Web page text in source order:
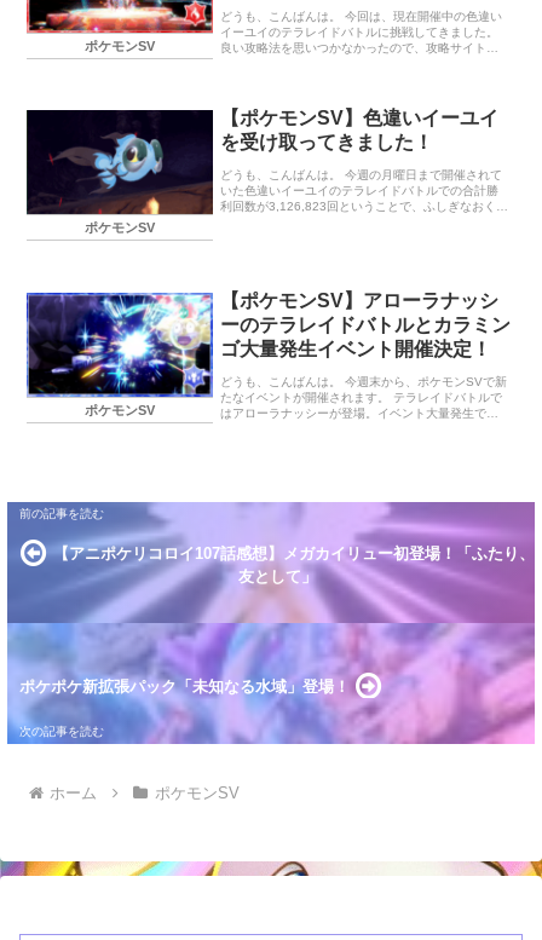
ついて プレゼント期間 プレゼ…
ポケモンSV
どうも、こんばんは。 今回は、現在開催中の色違い
イーユイのテラレイドバトルに挑戦してきました。
良い攻略法を思いつかなかったので、攻略サイトを
ができました。 イーユイの攻撃は痛いですが、耐久
はそれほど無いので、シールドさえ割れば、楽にHP
を削れましたね。 初クリアの報酬としては微妙でし
違いディンルーが配布されていたので受け取りまし
た。頭の器の色は同じような気がしますが、体の部
分の色が灰色っぽくなってますね…
ポケモンSV
【ポケモンSV】色違いイーユイ
を受け取ってきました！
どうも、こんばんは。 今週の月曜日まで開催されて
いた色違いイーユイのテラレイドバトルでの合計勝
利回数が3,126,823回ということで、ふしぎなおくり
ので、ゲットしておきたいですね。 個人的には、店
頭配布はあまりやってほしくはないんですけどね。
終わりに… 今週は特別なテラレイドバトルイベント
や大量発生イベントは無し。次週に期待したいとこ
ポケモンSV
【ポケモンSV】アローラナッシ
ーのテラレイドバトルとカラミン
ゴ大量発生イベント開催決定！
どうも、こんばんは。 今週末から、ポケモンSVで新
たなイベントが開催されます。 テラレイドバトルで
はアローラナッシーが登場。イベント大量発生では
レイドバトルピックアップ！ナッシー（アローラの
すがた） イベント期間 2025年1月17日（金）9:00
～1月20日（月）8:59 出現ポケモン ★5：ナッシー
（アローラのすがた） カラミンゴ大量発生！ イベン
ト…
【アニポケリコロイ107話感想】メガカイリュー初登場！「ふたり、
友として」
ポケポケ新拡張パック「未知なる水域」登場！
ホーム ポケモンSV